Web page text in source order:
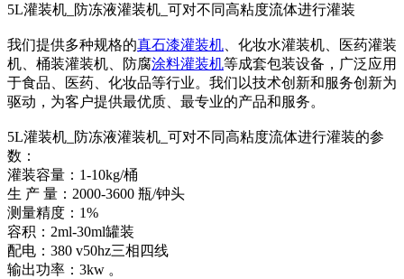
5L灌装机_防冻液灌装机_可对不同高粘度流体进行灌装
我们提供多种规格的真石漆灌装机 、化妆水灌装机、医药灌装
机、桶装灌装机、防腐涂料灌装机等成套包装设备，广泛应用
于食品、医药、化妆品等行业。我们以技术创新和服务创新为
驱动，为客户提供最优质、最专业的产品和服务。
5L灌装机_防冻液灌装机_可对不同高粘度流体进行灌装的参
数：
灌装容量：1-10kg/桶
生 产 量：2000-3600 瓶/钟头
测量精度：1%
容积：2ml-30ml罐装
配电：380 v50hz三相四线
输出功率：3kw 。